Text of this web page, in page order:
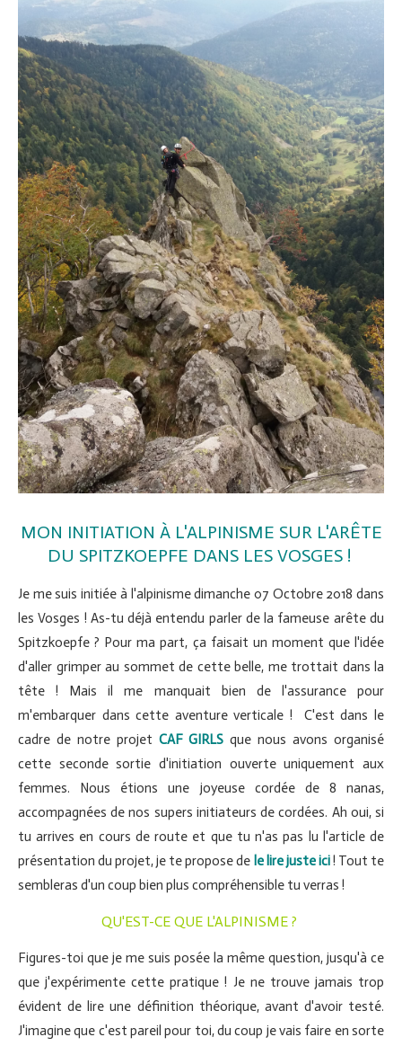
MON INITIATION À L'ALPINISME SUR L'ARÊTE
DU SPITZKOEPFE DANS LES VOSGES !
Je me suis initiée à l'alpinisme dimanche 07 Octobre 2018 dans
les Vosges ! As-tu déjà entendu parler de la fameuse arête du
Spitzkoepfe ? Pour ma part, ça faisait un moment que l'idée
d'aller grimper au sommet de cette belle, me trottait dans la
tête ! Mais il me manquait bien de l'assurance pour
m'embarquer dans cette aventure verticale ! C'est dans le
cadre de notre projet CAF GIRLS que nous avons organisé
cette seconde sortie d'initiation ouverte uniquement aux
femmes. Nous étions une joyeuse cordée de 8 nanas,
accompagnées de nos supers initiateurs de cordées. Ah oui, si
tu arrives en cours de route et que tu n'as pas lu l'article de
présentation du projet, je te propose de le lire juste ici! Tout te
sembleras d'un coup bien plus compréhensible tu verras !
QU'EST-CE QUE L'ALPINISME ?
Figures-toi que je me suis posée la même question, jusqu'à ce
que j'expérimente cette pratique ! Je ne trouve jamais trop
évident de lire une définition théorique, avant d'avoir testé.
J'imagine que c'est pareil pour toi, du coup je vais faire en sorte